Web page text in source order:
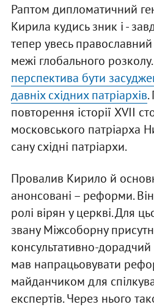
Раптом дипломатичний
Кирила кудись зник і -
тепер увесь
межі глобального
перспектива бути
давніх східних патріархів.
повторення історії XVII
московського патріарха
сану східні патріархи.
Провалив Кирило й
анонсовані – реформи.
ролі вірян у церкві. Для
звану Міжсоборну
консультативно-дорадчий
мав напрацьовувати
майданчиком для
експертів. Через нього